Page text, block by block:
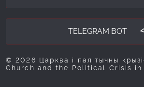
TELEGRAM BOT
© 2026 Царква і палітычны
Church and the Political Crisis in